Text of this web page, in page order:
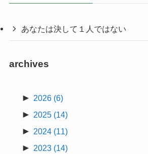
あなたは決して１人ではない
archives
► 2026 (6)
► 2025 (14)
► 2024 (11)
► 2023 (14)